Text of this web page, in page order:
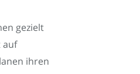
gezielt
auf
ihren